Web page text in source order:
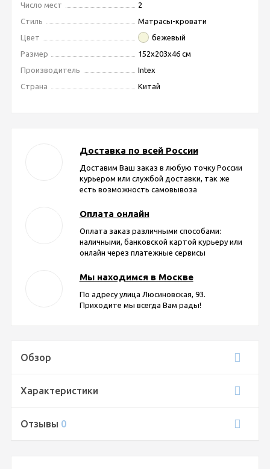
Число мест
2
Стиль
Матрасы-кровати
Цвет
бежевый
Размер
152х203х46 см
Производитель
Intex
Страна
Китай
Доставка по всей России
Доставим Ваш заказ в любую точку России
курьером или службой доставки, так же
есть возможность самовывоза
Оплата онлайн
Оплата заказ различными способами:
наличными, банковской картой курьеру или
онлайн через платежные сервисы
Мы находимся в Москве
По адресу улица Люсиновская, 93.
Приходите мы всегда Вам рады!
Обзор
Характеристики
Отзывы 0